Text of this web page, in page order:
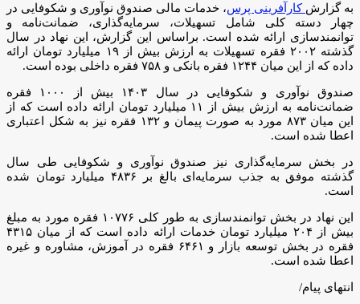
به گزارش کارآفرینی پرس، خدمات مالی صندوق نوآوری و شکوفایی در
چهار دسته کلی شامل تسهیلات، سرمایه‌گذاری، ضمانت‌نامه و
توانمندسازی ارائه شده است. براساس این گزارش، این نهاد در سال
گذشته ۲۰۰۲ فقره تسهیلات به ارزش بیش از ۱۹ میلیارد تومان ارائه
داده که از این میان ۱۲۴۴ فقره بانکی و ۷۵۸ فقره داخلی بوده است.
صندوق نوآوری و شکوفایی در سال ۱۴۰۳ بیش از ۱۰۰۰ فقره
ضمانت‌نامه به ارزش بیش از ۱۱ میلیارد تومان ارائه داده است که از
این میان ۸۷۳ مورد به صورت پیمان و ۱۳۲ فقره نیز به شکل اعتباری
اعطا شده است.
در بخش سرمایه‌گذاری نیز صندوق نوآوری و شکوفایی طی سال
گذشته موفق به جذب سرمایه‌ای بالغ بر ۴۸۳۶ میلیارد تومان شده
است.
این نهاد در بخش توانمندسازی به طور کلی ۱۰۷۷۶ فقره مورد به مبلغ
بیش از ۲۰۴ میلیارد تومان خدمات ارائه داده است که از میان ۴۳۱۵
فقره در بخش توسعه بازار و ۶۴۶۱ فقره در آموزش، مشاوره و غیره
اعطا شده است.
انتهای پیام/